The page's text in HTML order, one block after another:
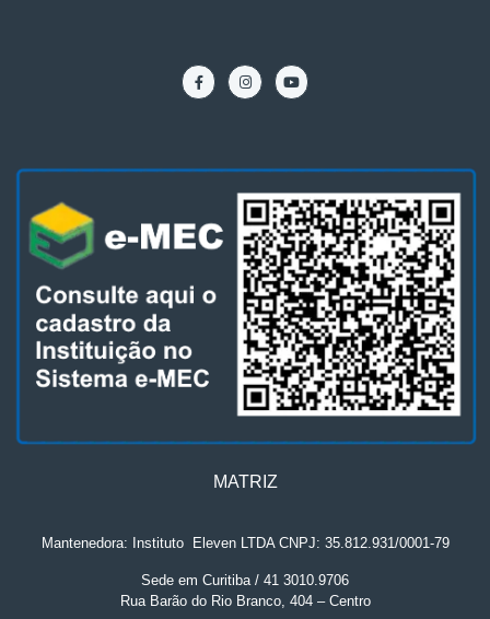
MATRIZ
Mantenedora: Instituto. Eleven LTDA CNPJ: 35.812.931/0001-79
Sede em Curitiba / 41 3010.9706
Rua Barão do Rio Branco, 404 – Centro